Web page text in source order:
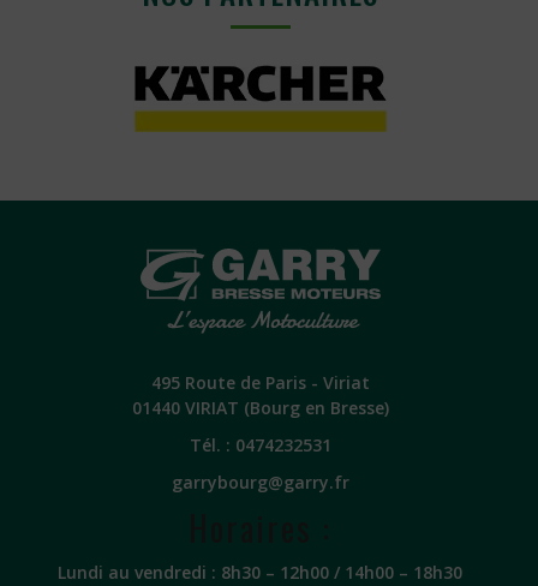
495 Route de Paris - Viriat
01440 VIRIAT (Bourg en Bresse)
Tél. : 0474232531
garrybourg@garry.fr
Lundi au vendredi : 8h30 – 12h00 / 14h00 – 18h30